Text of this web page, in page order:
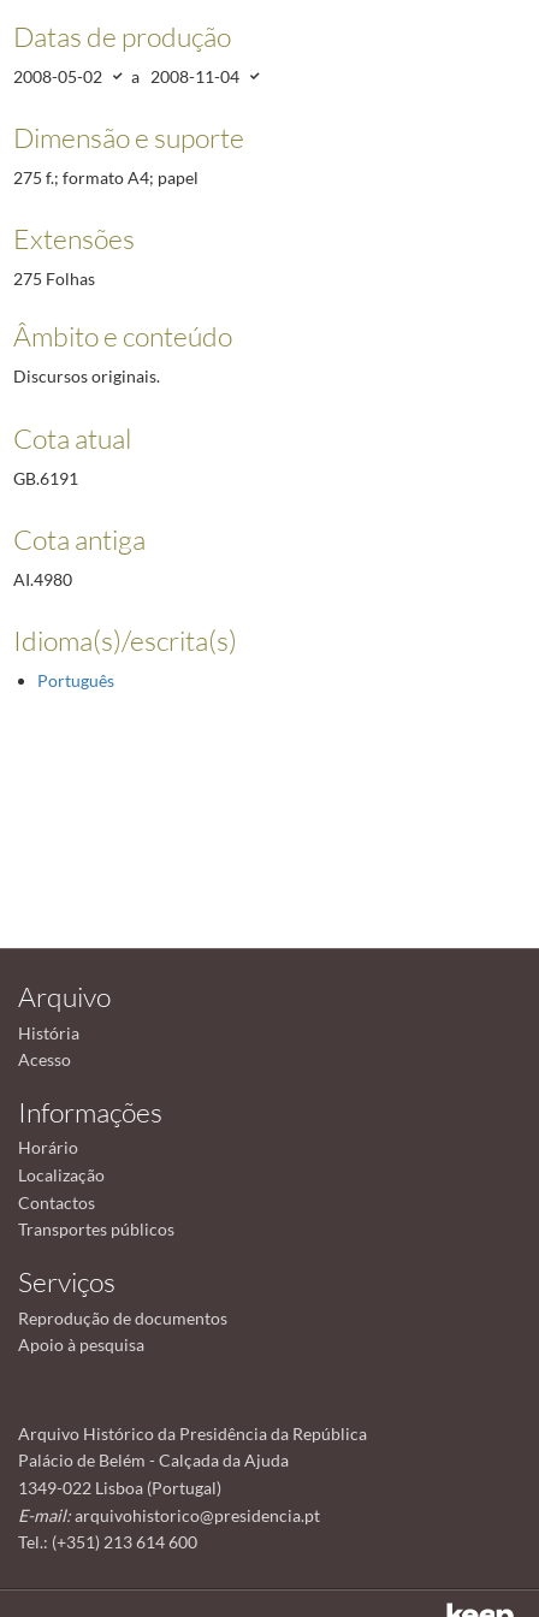
6193
Agenda. Discursos / Intervenções / Comunicações do Presidente Aníbal
6194
Agenda. Discursos / Intervenções / Comunicações do Presidente Aníbal
6196 Agenda. Discursos / Intervenções / Comunicações do Presidente Aníbal
5671Comunicados à Imprensa
Datas de produção
2008-05-02 a 2008-11-04
Dimensão e suporte
275 f.; formato A4; papel
Extensões
275 Folhas
Âmbito e conteúdo
Discursos originais.
Cota atual
GB.6191
Cota antiga
AI.4980
Idioma(s)/escrita(s)
Português
Arquivo
História
Acesso
Informações
Horário
Localização
Contactos
Transportes públicos
Serviços
Reprodução de documentos
Apoio à pesquisa
Arquivo Histórico da Presidência da República
Palácio de Belém - Calçada da Ajuda
1349-022 Lisboa (Portugal)
E-mail:arquivohistorico@presidencia.pt
Tel.: (+351) 213 614 600